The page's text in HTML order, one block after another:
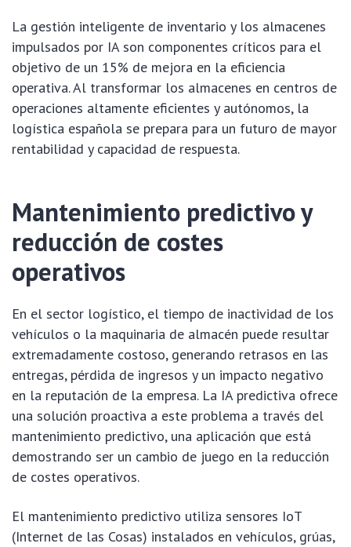
La gestión inteligente de inventario y los almacenes
impulsados por IA son componentes críticos para el
objetivo de un 15% de mejora en la eficiencia
operativa. Al transformar los almacenes en centros de
operaciones altamente eficientes y autónomos, la
logística española se prepara para un futuro de mayor
rentabilidad y capacidad de respuesta.
Mantenimiento predictivo y
reducción de costes
operativos
En el sector logístico, el tiempo de inactividad de los
vehículos o la maquinaria de almacén puede resultar
extremadamente costoso, generando retrasos en las
entregas, pérdida de ingresos y un impacto negativo
en la reputación de la empresa. La IA predictiva ofrece
una solución proactiva a este problema a través del
mantenimiento predictivo, una aplicación que está
demostrando ser un cambio de juego en la reducción
de costes operativos.
El mantenimiento predictivo utiliza sensores IoT
(Internet de las Cosas) instalados en vehículos, grúas,